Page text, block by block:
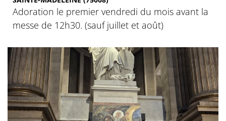
Adoration le premier vendredi du mois avant la
messe de 12h30. (sauf juillet et août)